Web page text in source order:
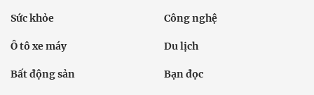
Sức khỏe Công nghệ
Ô tô xe máy Du lịch
Bất động sản Bạn đọc